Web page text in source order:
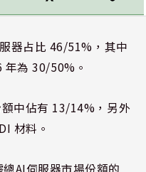
器占比 46/51%，其中
為 30/50%。
中佔有 13/14%，另外
材料。